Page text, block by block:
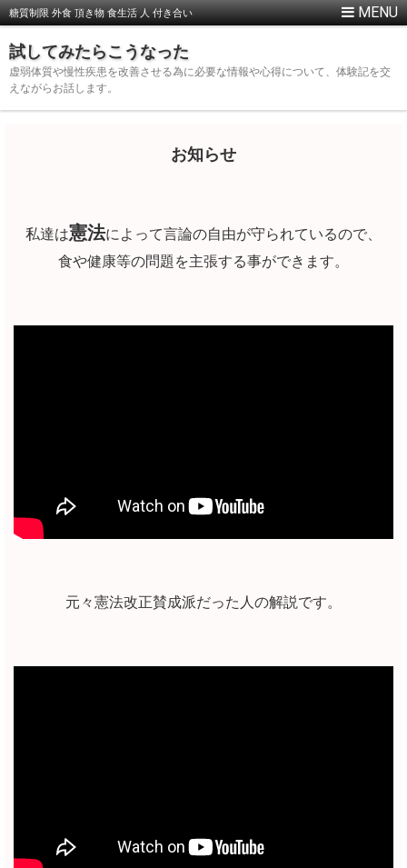
糖質制限 外食 頂き物 食生活 人 付き合い
試してみたらこうなった
虚弱体質や慢性疾患を改善させる為に必要な情報や心得について、体験記を交
えながらお話します。
お知らせ
私達は憲法によって言論の自由が守られているので、
食や健康等の問題を主張する事ができます。
元々憲法改正賛成派だった人の解説です。